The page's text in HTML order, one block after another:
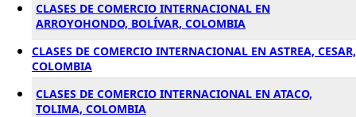
CLASES DE COMERCIO INTERNACIONAL EN
ARROYOHONDO, BOLÍVAR, COLOMBIA
CLASES DE COMERCIO INTERNACIONAL EN ASTREA, CESAR,
COLOMBIA
CLASES DE COMERCIO INTERNACIONAL EN ATACO,
TOLIMA, COLOMBIA